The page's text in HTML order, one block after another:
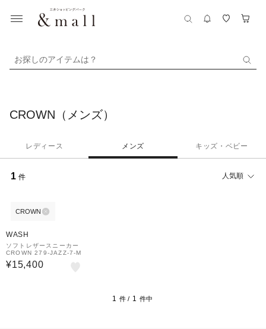
お探しのアイテムは？
CROWN（メンズ）
レディース メンズ キッズ・ベビー
1 件 人気順
CROWN
WASH
ソフトレザースニーカー
CROWN 279-JAZZ-7-M
¥15,400
1 件 / 1 件中